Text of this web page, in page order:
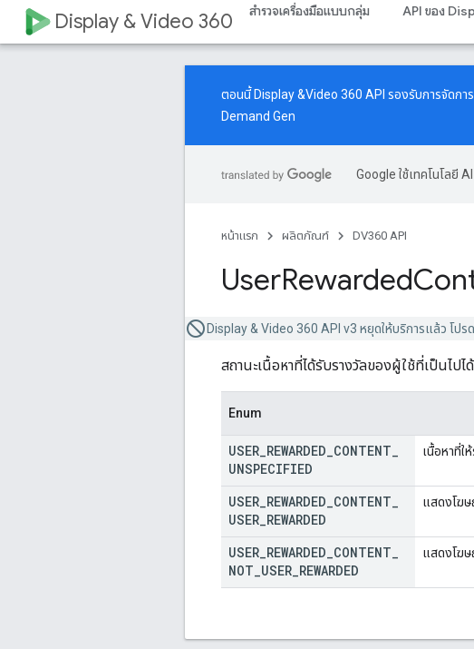
Display & Video 360 สำรวจเครื่องมือแบบกลุ่ม API ของ
ตอนนี้ Display &Video 360 API รองรับการจัดก
Demand Gen
Google ใช้เทคโนโลยี
หน้าแรก ผลิตภัณฑ์ DV360 API
UserRewarded
Display & Video 360 API v3 หยุดให้บริการแล้ว โปร
สถานะเนื้อหาที่ได้รับรางวัลของผู้ใช้ที่เป็นไปได้
Enum
USER REWARDED CONTENT
UNSPECIFIED
เนื้อหาที่ใ
USER REWARDED CONTENT
USER REWARDED
แสดงโฆษ
USER REWARDED CONTENT
NOT USER REWARDED
แสดงโฆ